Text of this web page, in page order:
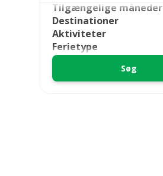
Tilgængelige måneder
Destinationer
Aktiviteter
Ferietype